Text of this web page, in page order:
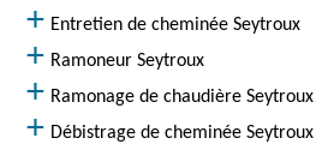
Entretien de cheminée Seytroux
Ramoneur Seytroux
Ramonage de chaudière Seytroux
Débistrage de cheminée Seytroux